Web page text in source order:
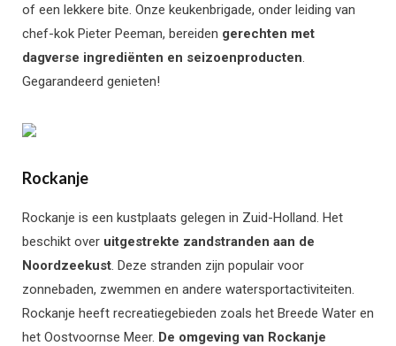
of een lekkere bite. Onze keukenbrigade, onder leiding van
chef-kok Pieter Peeman, bereiden gerechten met
dagverse ingrediënten en seizoenproducten.
Gegarandeerd genieten!
Rockanje
Rockanje is een kustplaats gelegen in Zuid-Holland. Het
beschikt over uitgestrekte zandstranden aan de
Noordzeekust. Deze stranden zijn populair voor
zonnebaden, zwemmen en andere watersportactiviteiten.
Rockanje heeft recreatiegebieden zoals het Breede Water en
het Oostvoornse Meer. De omgeving van Rockanje